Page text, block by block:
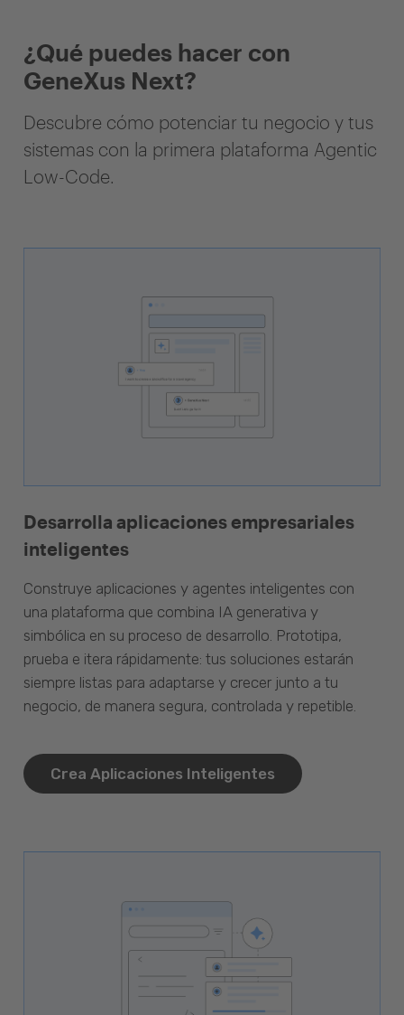
¿Qué puedes hacer con
GeneXus Next?
Descubre cómo potenciar tu negocio y tus
sistemas con la primera plataforma Agentic
Low-Code.
Desarrolla aplicaciones empresariales
inteligentes
Construye aplicaciones y agentes inteligentes con
una plataforma que combina IA generativa y
simbólica en su proceso de desarrollo. Prototipa,
prueba e itera rápidamente: tus soluciones estarán
siempre listas para adaptarse y crecer junto a tu
negocio, de manera segura, controlada y repetible.
Crea Aplicaciones Inteligentes